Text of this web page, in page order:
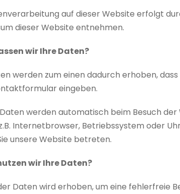
auf dieser Website erfolgt
dieser Website entnehmen.
wir Ihre Daten?
werden zum einen dadurch erhoben, dass
eingeben.
werden automatisch beim Besuch
Internetbrowser, Betriebssystem oder
unsere Website betreten.
wir Ihre Daten?
Daten wird erhoben, um eine fehlerfreie